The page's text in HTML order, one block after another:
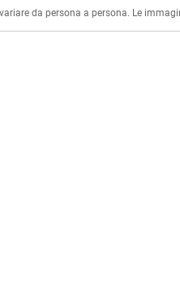
da persona a persona. Le